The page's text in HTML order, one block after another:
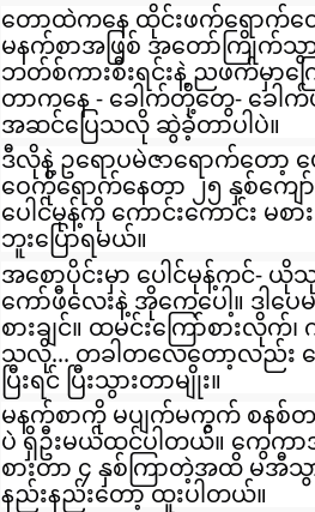
တောထဲကနေ ထိုင်းဖက်ရောက်
မနက်စာအဖြစ် အတော်ကြိုက်သွား
ဘတ်စ်ကားစီးရင်းနဲ့ ညဖက်မှာ
တာကနေ - ခေါက်တို့တွေ- ခေ
အဆင်ပြေသလို ဆွဲခဲ့တာပါပဲ။
ဒီလိုနဲ့ ဥရောပမဲဇာရောက်တော့ ပ
ဝေကိုရောက်နေတာ ၂၅ နှစ်ကျေ
ပေါင်မုန့်ကို ကောင်းကောင်း မ
ဘူးပြောရမယ်။
အစောပိုင်းမှာ ပေါင်မုန့်ကင်-
ကော်ဖီလေးနဲ့ အိုကေပေါ့။ ဒါပေ
စားချင်။ ထမင်းကြော်စားလို
သလို... တခါတလေတော့လည်း
ပြီးရင် ပြီးသွားတာမျိုး။
မနက်စာကို မပျက်မကွက် စနစ်တ
ပဲ ရှိဦးမယ်ထင်ပါတယ်။ ကွေကာ
စားတာ ၄ နှစ်ကြာတဲ့အထိ မအီသွာ
နည်းနည်းတော့ ထူးပါတယ်။